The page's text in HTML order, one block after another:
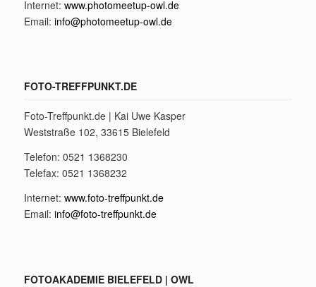
Internet: www.photomeetup-owl.de
Email: info@photomeetup-owl.de
FOTO-TREFFPUNKT.DE
Foto-Treffpunkt.de | Kai Uwe Kasper
Weststraße 102, 33615 Bielefeld
Telefon: 0521 1368230
Telefax: 0521 1368232
Internet: www.foto-treffpunkt.de
Email: info@foto-treffpunkt.de
FOTOAKADEMIE BIELEFELD | OWL